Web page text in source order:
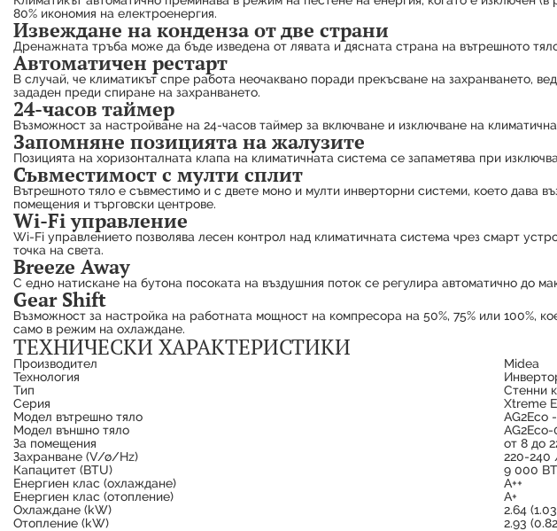
80% икономия на електроенергия.
Извеждане на конденза от две страни
Дренажната тръба може да бъде изведена от лявата и дясната страна на вътрешното
Автоматичен рестарт
В случай, че климатикът спре работа неочаквано поради прекъсване на захранването,
зададен преди спиране на захранването.
24-часов таймер
Възможност за настройване на 24-часов таймер за включване и изключване на
Запомняне позицията на жалузите
Позицията на хоризонталната клапа на климатичната система се запаметява при
Съвместимост с мулти сплит
Вътрешното тяло е съвместимо и с двете моно и мулти инверторни системи, което дава
помещения и търговски центрове.
Wi-Fi управление
Wi-Fi управлението позволява лесен контрол над климатичната система чрез смарт
точка на света.
Breeze Away
С едно натискане на бутона посоката на въздушния поток се регулира автоматично до
Gear Shift
Възможност за настройка на работната мощност на компресора на 50%, 75% или 100%,
само в режим на охлаждане.
ТЕХНИЧЕСКИ ХАРАКТЕРИСТИКИ
Производител
Midea
Технология
Тип
Стенни
Серия
Xtreme
Модел вътрешно тяло
AG2Eco
Модел външно тяло
За помещения
от 8 до
Захранване (V/ø/Hz)
220-
Капацитет (BTU)
9 000
Енергиен клас (охлаждане)
A++
Енергиен клас (отопление)
A+
Охлаждане (kW)
2.64
Отопление (kW)
2.93